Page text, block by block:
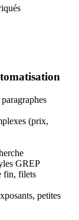
(prix,
GREP
fin, filets
petites